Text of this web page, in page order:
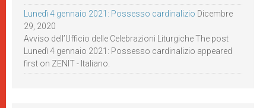
Lunedì 4 gennaio 2021: Possesso cardinalizio Dicembre
29, 2020
Avviso dell’Ufficio delle Celebrazioni Liturgiche The post
Lunedì 4 gennaio 2021: Possesso cardinalizio appeared
first on ZENIT - Italiano.